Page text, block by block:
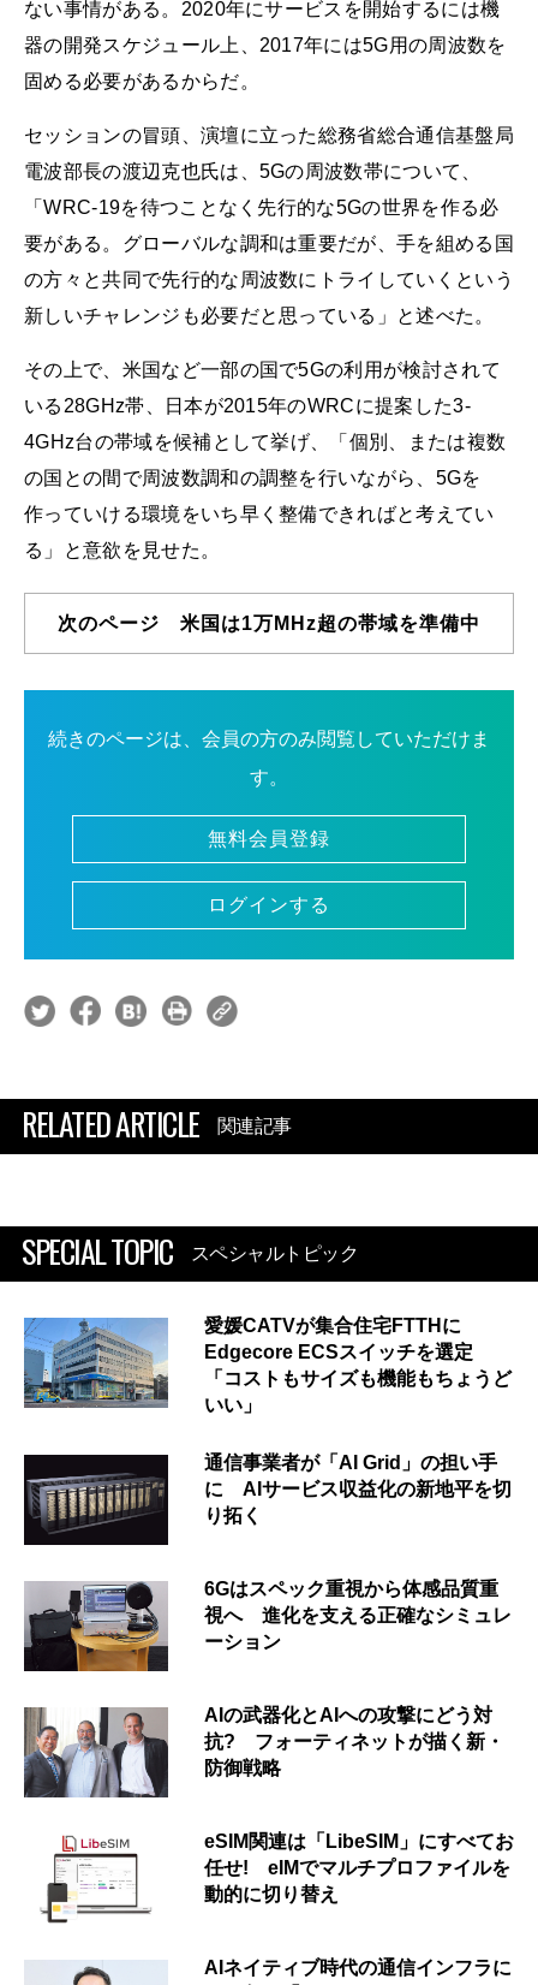
ない事情がある。2020年にサービスを開始するには機
器の開発スケジュール上、2017年には5G用の周波数を
固める必要があるからだ。
セッションの冒頭、演壇に立った総務省総合通信基盤局
電波部長の渡辺克也氏は、5Gの周波数帯について、
「WRC-19を待つことなく先行的な5Gの世界を作る必
要がある。グローバルな調和は重要だが、手を組める国
の方々と共同で先行的な周波数にトライしていくという
新しいチャレンジも必要だと思っている」と述べた。
その上で、米国など一部の国で5Gの利用が検討されて
いる28GHz帯、日本が2015年のWRCに提案した3-
4GHz台の帯域を候補として挙げ、「個別、または複数
の国との間で周波数調和の調整を行いながら、5Gを
作っていける環境をいち早く整備できればと考えてい
る」と意欲を見せた。
次のページ 米国は1万MHz超の帯域を準備中
続きのページは、会員の方のみ閲覧していただけま
す。
無料会員登録
ログインする
RELATED ARTICLE 関連記事
SPECIAL TOPIC スペシャルトピック
愛媛CATVが集合住宅FTTHに
Edgecore ECSスイッチを選定
「コストもサイズも機能もちょうど
いい」
通信事業者が「AI Grid」の担い手
に AIサービス収益化の新地平を切
り拓く
6Gはスペック重視から体感品質重
視へ 進化を支える正確なシミュレ
ーション
AIの武器化とAIへの攻撃にどう対
抗? フォーティネットが描く新・
防御戦略
eSIM関連は「LibeSIM」にすべてお
任せ! eIMでマルチプロファイルを
動的に切り替え
AIネイティブ時代の通信インフラに